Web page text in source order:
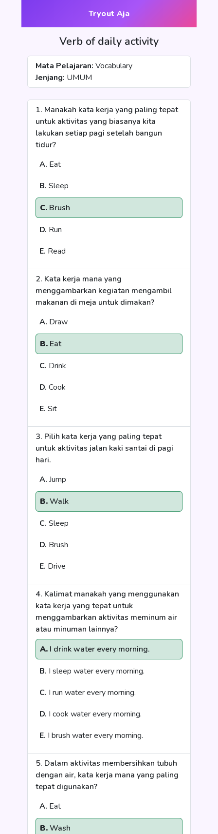
Tryout Aja
Verb of daily activity
Mata Pelajaran: Vocabulary
Jenjang: UMUM
1. Manakah kata kerja yang paling tepat
untuk aktivitas yang biasanya kita
lakukan setiap pagi setelah bangun
tidur?
A. Eat
B. Sleep
C. Brush
D. Run
E. Read
2. Kata kerja mana yang
menggambarkan kegiatan mengambil
makanan di meja untuk dimakan?
A. Draw
B. Eat
C. Drink
D. Cook
E. Sit
3. Pilih kata kerja yang paling tepat
untuk aktivitas jalan kaki santai di pagi
hari.
A. Jump
B.Walk
C. Sleep
D. Brush
E. Drive
4. Kalimat manakah yang menggunakan
kata kerja yang tepat untuk
menggambarkan aktivitas meminum air
atau minuman lainnya?
A. I drink water every morning.
B. I sleep water every morning.
C. I run water every morning.
D. I cook water every morning.
E. I brush water every morning.
5. Dalam aktivitas membersihkan tubuh
dengan air, kata kerja mana yang paling
tepat digunakan?
A. Eat
B.Wash